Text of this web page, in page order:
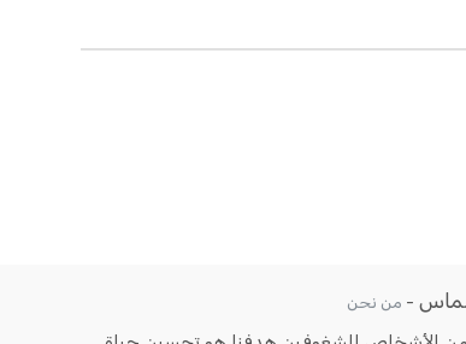
- من نحن